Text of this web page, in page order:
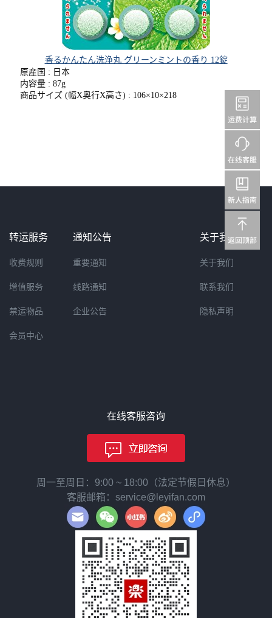
香るかんたん洗浄丸 グリーンミントの香り 12錠
原産国 : 日本
内容量 : 87g
商品サイズ (幅X奥行X高さ) : 106×10×218
转运服务
收费规则
增值服务
禁运物品
会员中心
通知公告
重要通知
线路通知
企业公告
关于我们
关于我们
联系我们
隐私声明
在线客服咨询
周一至周日：9:00 ~ 18:00（法定节假日休息）
客服邮箱：service@leyifan.com